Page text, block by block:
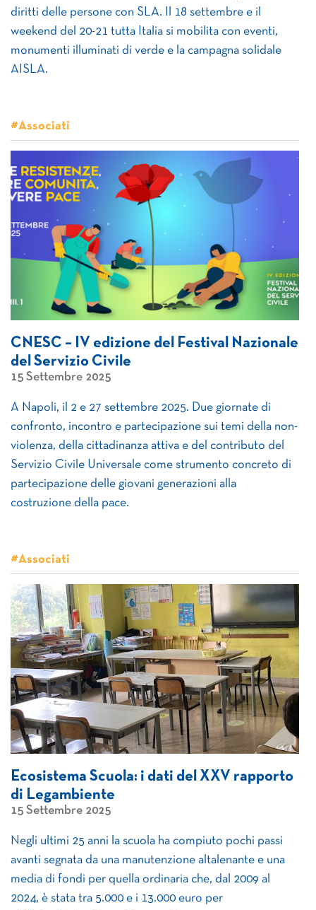
diritti delle persone con SLA. Il 18 settembre e il
weekend del 20-21 tutta Italia si mobilita con eventi,
monumenti illuminati di verde e la campagna solidale
AISLA.
#Associati
CNESC – IV edizione del Festival Nazionale
del Servizio Civile
15 Settembre 2025
A Napoli, il 2 e 27 settembre 2025. Due giornate di
confronto, incontro e partecipazione sui temi della non-
violenza, della cittadinanza attiva e del contributo del
Servizio Civile Universale come strumento concreto di
partecipazione delle giovani generazioni alla
costruzione della pace.
#Associati
Ecosistema Scuola: i dati del XXV rapporto
di Legambiente
15 Settembre 2025
Negli ultimi 25 anni la scuola ha compiuto pochi passi
avanti segnata da una manutenzione altalenante e una
media di fondi per quella ordinaria che, dal 2009 al
2024, è stata tra 5.000 e i 13.000 euro per